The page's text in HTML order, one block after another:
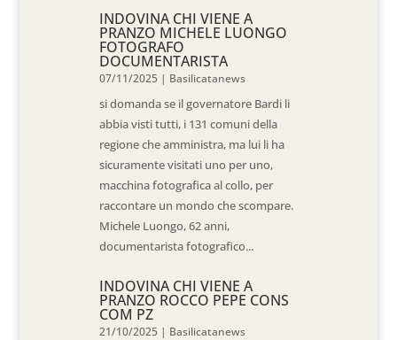
INDOVINA CHI VIENE A
PRANZO MICHELE LUONGO
FOTOGRAFO
DOCUMENTARISTA
07/11/2025 | Basilicatanews
si domanda se il governatore Bardi li
abbia visti tutti, i 131 comuni della
regione che amministra, ma lui li ha
sicuramente visitati uno per uno,
macchina fotografica al collo, per
raccontare un mondo che scompare.
Michele Luongo, 62 anni,
documentarista fotografico...
INDOVINA CHI VIENE A
PRANZO ROCCO PEPE CONS
COM PZ
21/10/2025 | Basilicatanews